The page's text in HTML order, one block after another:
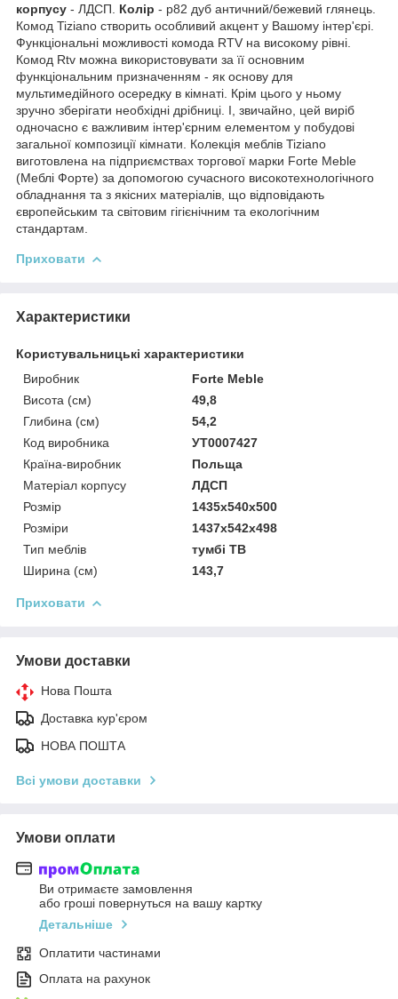
корпусу - ЛДСП. Колір - p82 дуб античний/бежевий глянець.
Комод Tiziano створить особливий акцент у Вашому інтер'єрі.
Функціональні можливості комода RTV на високому рівні.
Комод Rtv можна використовувати за її основним
функціональним призначенням - як основу для
мультимедійного осередку в кімнаті. Крім цього у ньому
зручно зберігати необхідні дрібниці. І, звичайно, цей виріб
одночасно є важливим інтер'єрним елементом у побудові
загальної композиції кімнати. Колекція меблів Tiziano
виготовлена на підприємствах торгової марки Forte Meble
(Меблі Форте) за допомогою сучасного високотехнологічного
обладнання та з якісних матеріалів, що відповідають
європейським та світовим гігієнічним та екологічним
стандартам.
Приховати
Характеристики
Користувальницькі характеристики
Виробник
Forte Meble
Висота (см)
49,8
Глибина (см)
54,2
Код виробника
УТ0007427
Країна-виробник
Польща
Матеріал корпусу
ЛДСП
Розмір
1435x540x500
Розміри
1437x542x498
Тип меблів
тумбі ТВ
Ширина (см)
143,7
Приховати
Умови доставки
Нова Пошта
Доставка кур'єром
НОВА ПОШТА
Всі умови доставки
Умови оплати
Ви отримаєте замовлення
або гроші повернуться на вашу картку
Детальніше
Оплатити частинами
Оплата на рахунок